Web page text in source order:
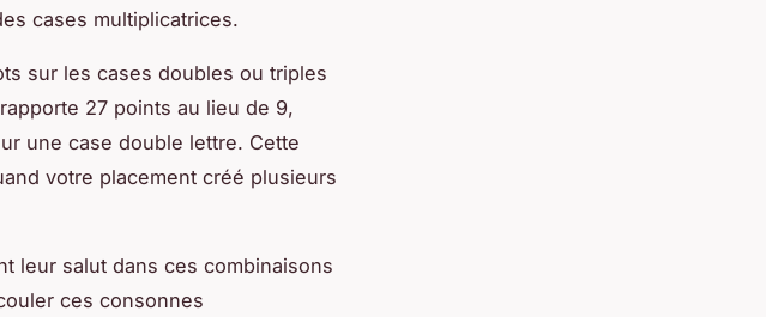
cases multiplicatrices.
sur les cases doubles ou triples
27 points au lieu de 9,
une case double lettre. Cette
votre placement créé plusieurs
leur salut dans ces combinaisons
ces consonnes